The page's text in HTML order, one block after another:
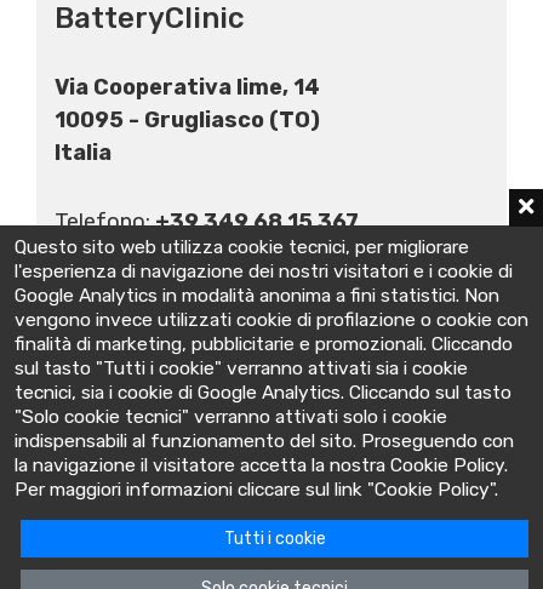
BatteryClinic
Via Cooperativa lime, 14
10095 - Grugliasco (TO)
Italia
Telefono:+39 349 68 15 367
E-mail:info@batteryclinic.it
BatteryClinic
Via Cooperativa lime, 14 - 10095 - Grugliasco (TO) Italia
P.IVA: 10618480015
Questo sito web utilizza cookie tecnici, per migliorare
l'esperienza di navigazione dei nostri visitatori e i cookie di
Google Analytics in modalità anonima a fini statistici. Non
vengono invece utilizzati cookie di profilazione o cookie con
finalità di marketing, pubblicitarie e promozionali. Cliccando
sul tasto "Tutti i cookie" verranno attivati sia i cookie
tecnici, sia i cookie di Google Analytics. Cliccando sul tasto
"Solo cookie tecnici" verranno attivati solo i cookie
indispensabili al funzionamento del sito. Proseguendo con
la navigazione il visitatore accetta la nostra Cookie Policy.
Per maggiori informazioni cliccare sul link "Cookie Policy".
Tutti i cookie